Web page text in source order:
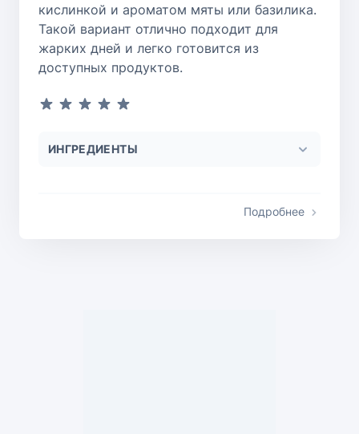
кислинкой и ароматом мяты или базилика.
Такой вариант отлично подходит для
жарких дней и легко готовится из
доступных продуктов.
ИНГРЕДИЕНТЫ
Подробнее